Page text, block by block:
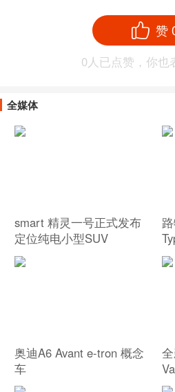
赞
0人已点赞，你也
全媒体
smart 精灵一号正式发布
定位纯电小型SUV
奥迪A6 Avant e-tron 概念
车